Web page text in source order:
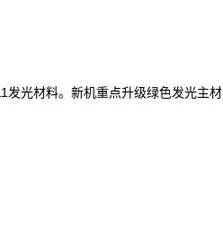
光材料。新机重点升级绿色发光主